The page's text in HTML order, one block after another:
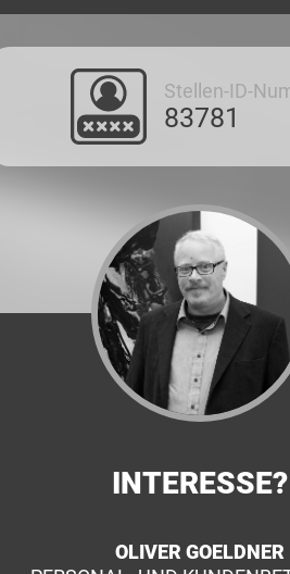
Stellen-ID-
83781
INTERESSE?
OLIVER GOELDNER